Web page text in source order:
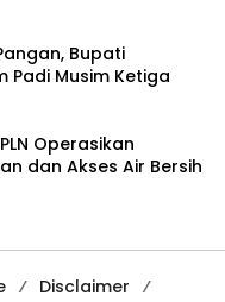
Bupati
Padi Musim Ketiga
Operasikan
dan Akses Air Bersih
Disclaimer